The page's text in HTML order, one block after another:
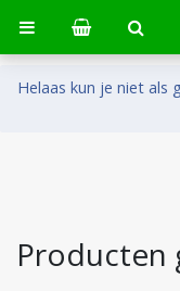
Helaas kun je niet als
Producten